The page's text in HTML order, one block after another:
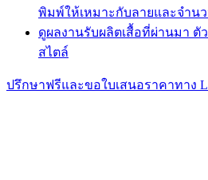
พิมพ์ให้เหมาะกับลายและจำน
ดูผลงานรับผลิตเสื้อที่ผ่านมา ตั
สไตล์
ปรึกษาฟรีและขอใบเสนอราคาทาง